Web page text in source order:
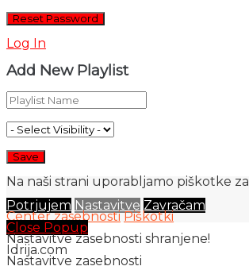
Log In
Add New Playlist
Na naši strani uporabljamo piškotke
Potrjujem Nastavitve Zavračam
Center zasebnosti Piškotki
Close Popup
Nastavitve zasebnosti shranjene!
Idrija.com
Nastavitve zasebnosti